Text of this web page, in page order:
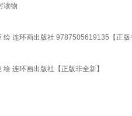
读物
绘 连环画出版社 9787505619135【正版
连环画出版社【正版非全新】